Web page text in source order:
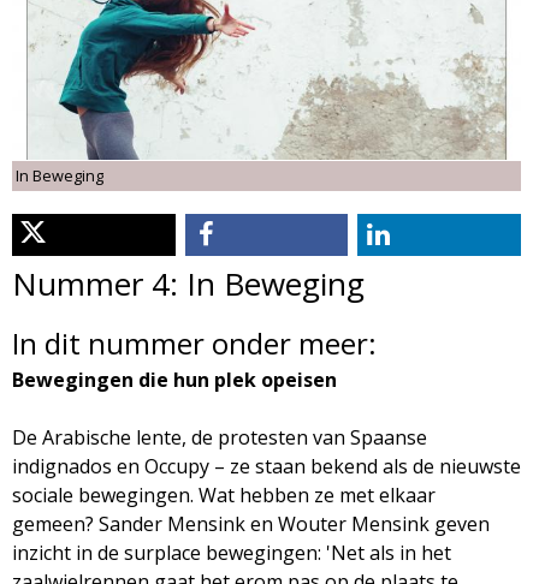
l
o
g
i
e
M
a
g
n
u
In Beweging
Nummer 4: In Beweging
In dit nummer onder meer:
Bewegingen die hun plek opeisen
De Arabische lente, de protesten van Spaanse
indignados en Occupy – ze staan bekend als de nieuwste
sociale bewegingen. Wat hebben ze met elkaar
gemeen? Sander Mensink en Wouter Mensink geven
inzicht in de surplace bewegingen: 'Net als in het